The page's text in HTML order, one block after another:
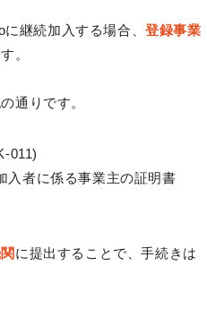
継続加入する場合、登録事業
。
通りです。
011)
入者に係る事業主の証明書
に提出することで、手続きは